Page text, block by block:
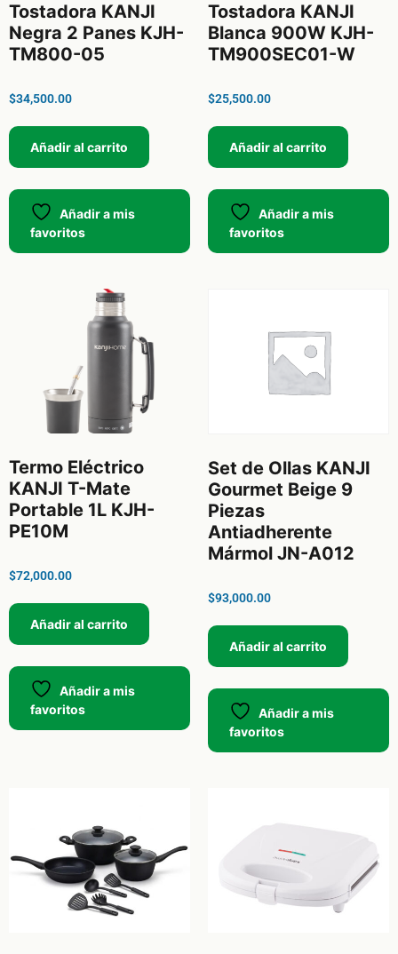
Tostadora KANJI
Negra 2 Panes KJH-
TM800-05
$34,500.00
Añadir al carrito
Añadir a mis
favoritos
Tostadora KANJI
Blanca 900W KJH-
TM900SEC01-W
$25,500.00
Añadir al carrito
Añadir a mis
favoritos
Termo Eléctrico
KANJI T-Mate
Portable 1L KJH-
PE10M
$72,000.00
Añadir al carrito
Añadir a mis
favoritos
Set de Ollas KANJI
Gourmet Beige 9
Piezas
Antiadherente
Mármol JN-A012
$93,000.00
Añadir al carrito
Añadir a mis
favoritos